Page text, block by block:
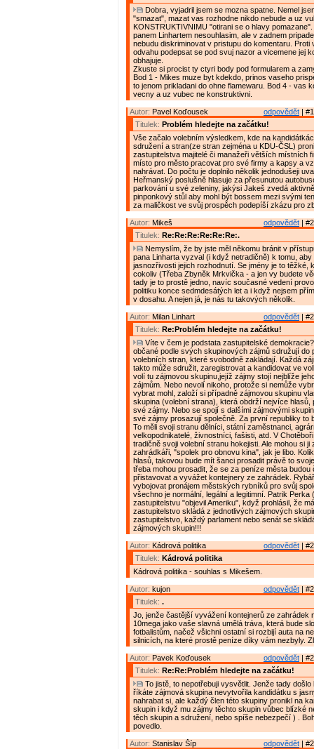
Dobra, vyjadril jsem se mozna spatne. Nemel
"smazat", mazat vas rozhodne nikdo nebude a uz
KONSTRUKTIVNIMU "otirani se o hlavy
panem Linhartem nesouhlasim, ale v zadnem
nebudu diskriminovat v pristupu do komentaru. Proti
odvahu podepsat se pod svuj nazor a vicemene jej
obhajuje.
Zkuste si procist ty ctyri body pod formularem a
Bod 1 - Mikes muze byt kdekdo, prinos vaseho
to jenom prikladani do ohne flamewaru. Bod 4 - vas
vecny a uz vubec ne konstruktivni.
odpovědět |
Autor: Pavel Koďousek
Titulek: Problém hledejte na začátku!
Vše začalo volebním výsledkem, kde na
sdružení a stran(ze stran zejména u KDU-ČSL)
zastupitelstva majitelé či manažeři větších místních
místo pro město pracovat pro své firmy a kapsy a
nahrávat. Do počtu je doplnilo několik jednodušeji
Heřmanský poslušně hlasuje za přesunutou
parkování u své zeleniny, jakýsi Jakeš zvedá
pinponkový stůl aby mohl být bossem mezi svými
za maličkost ve svůj prospěch podepíší zkázu pro
odpovědět |
Autor: Mikeš
Titulek: Re:Re:Re:Re:Re:Re:.
Nemyslím, že by jste měl někomu bránit v
pana Linharta vyzval (i když netradičně) k tomu, aby
jasnozřivosti jejich rozhodnutí. Se jmény je to těžké,
cokoliv (Třeba Zbyněk Mrkvička - a jen vy budete
tady je to prostě jedno, navíc současné vedení
politiku konce sedmdesátých let a i když nejsem
v dosahu. A nejen já, je nás tu takových několik.
odpovědět |
Autor: Milan Linhart
Titulek: Re:Problém hledejte na začátku!
Víte v čem je podstata zastupitelské
občané podle svých skupinových zájmů sdružují do
volebních stran, které svobodně zakládají. Každá
takto může sdružit, zaregistrovat a kandidovat ve
volí tu zájmovou skupinu,jejíž zájmy stojí nejblíže
zájmům. Nebo nevolí nikoho, protože si nemůže
vybrat mohl, založí si případně zájmovou skupinu
skupina (volební strana), která obdrží nejvíce hlasů,
své zájmy. Nebo se spojí s dalšími zájmovými
své zájmy prosazují společně. Za první republiky to
To měli svoji stranu dělníci, státní zaměstnanci,
velkopodnikatelé, živnostníci, fašisti, atd. V
tradičně svoji volební stranu hokejisti. Ale mohou si ji
zahrádkáři, "spolek pro obnovu kina", jak je libo.
hlasů, takovou bude mít šanci prosadit právě to
třeba mohou prosadit, že se za peníze města budou
přistavovat a vyvážet kontejnery ze zahrádek.
vybojovat pronájem městských rybníků pro svůj
všechno je normální, legální a legitimní. Patrik Perka
zastupitelstvu "objevil Ameriku", když prohlásil, že
zastupitelstvo skládá z jednotlivých zájmových
zastupitelstvo, každý parlament nebo senát se
zájmových skupin!!!
odpovědět |
Autor: Kádrová politika
Titulek: Kádrová politika
Kádrová politika - souhlas s Mikešem.
odpovědět |
Autor: kujon
Titulek: .
Jo, jenže častější vyvážení kontejnerů ze zahrádek
10mega jako vaše slavná umělá tráva, která bude
fotbalistům, načež všichni ostatní si rozbijí auta na
silnicích, na které prostě peníze díky vám nezbyly.
odpovědět |
Autor: Pavek Koďousek
Titulek: Re:Re:Problém hledejte na začátku!
To jistě, to nepotřebuji vysvětlit. Jenže tady
říkáte zájmová skupina nevytvořila kandidátku s
nahrabat si, ale každý člen této skupiny pronikl na
skupin i když mu zájmy těchto skupin vůbec blízké
těch skupin a sdružení, nebo spíše nebezpečí ) .
povedlo.
odpovědět |
Autor: Stanislav Šíp